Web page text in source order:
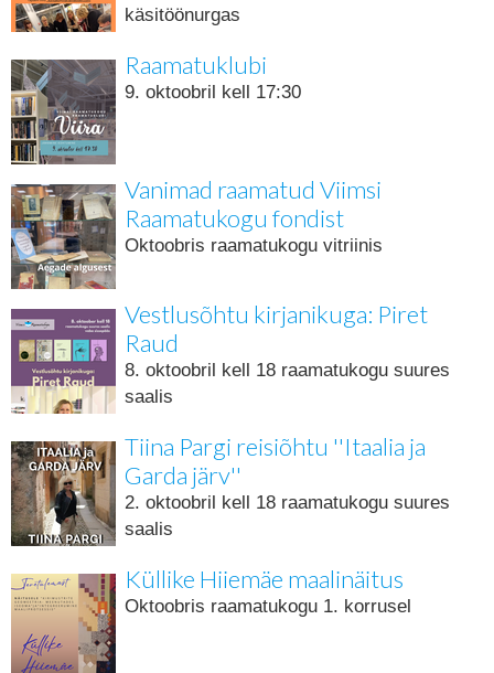
käsitöönurgas
Raamatuklubi
9. oktoobril kell 17:30
Vanimad raamatud Viimsi
Raamatukogu fondist
Oktoobris raamatukogu vitriinis
Vestlusõhtu kirjanikuga: Piret
Raud
8. oktoobril kell 18 raamatukogu suures
saalis
Tiina Pargi reisiõhtu ''Itaalia ja
Garda järv''
2. oktoobril kell 18 raamatukogu suures
saalis
Küllike Hiiemäe maalinäitus
Oktoobris raamatukogu 1. korrusel